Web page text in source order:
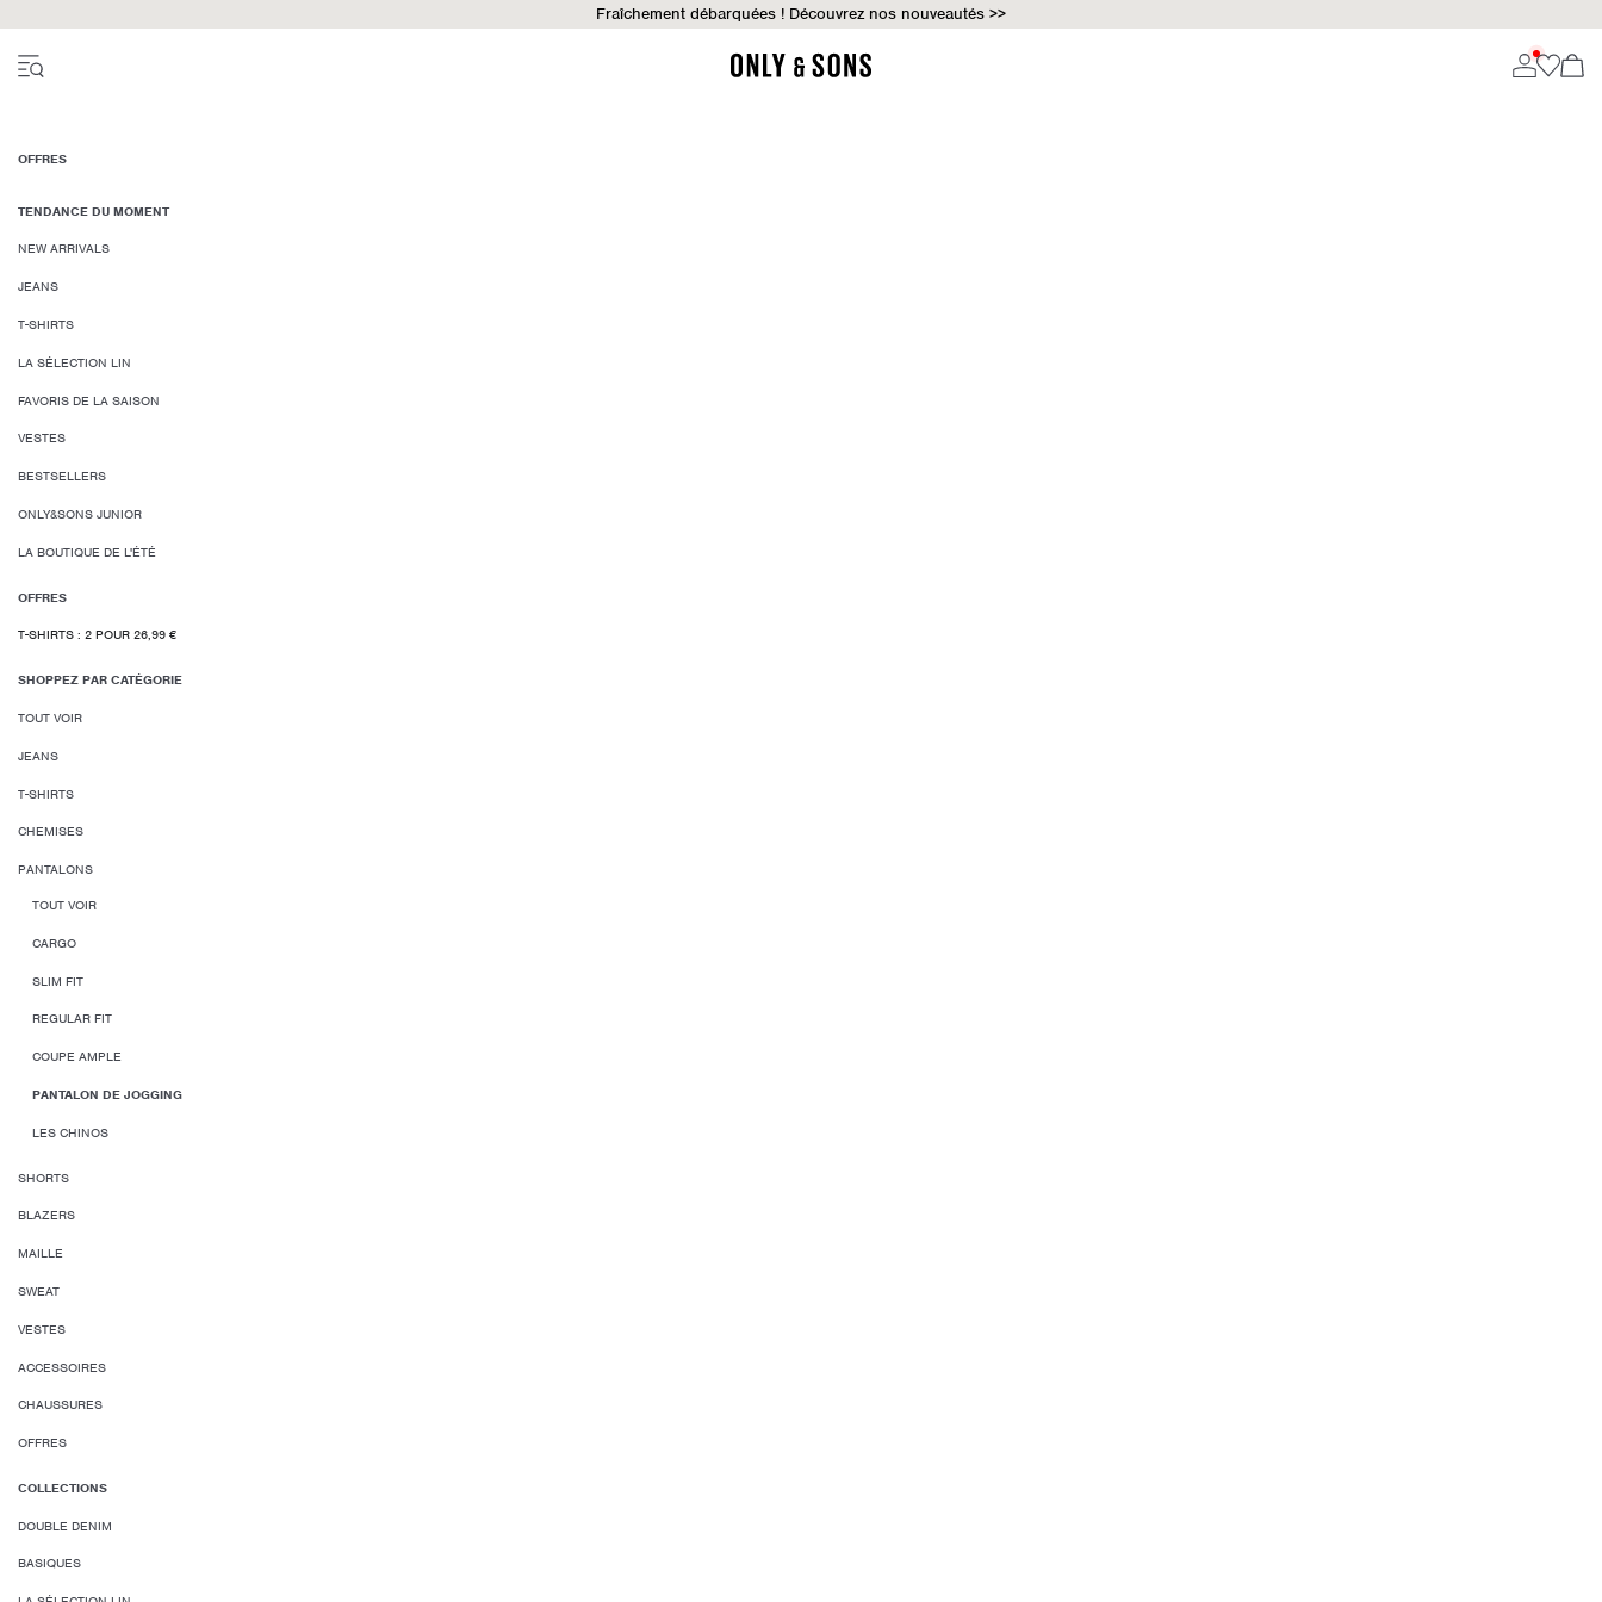
Fraîchement débarquées ! Découvrez nos nouveautés >>
OFFRES
TENDANCE DU MOMENT
NEW ARRIVALS
JEANS
T-SHIRTS
LA SÉLECTION LIN
FAVORIS DE LA SAISON
VESTES
BESTSELLERS
ONLY&SONS JUNIOR
LA BOUTIQUE DE L'ÉTÉ
OFFRES
T-SHIRTS : 2 POUR 26,99 €
SHOPPEZ PAR CATÉGORIE
TOUT VOIR
JEANS
T-SHIRTS
CHEMISES
PANTALONS
TOUT VOIR
CARGO
SLIM FIT
REGULAR FIT
COUPE AMPLE
PANTALON DE JOGGING
LES CHINOS
SHORTS
BLAZERS
MAILLE
SWEAT
VESTES
ACCESSOIRES
CHAUSSURES
OFFRES
COLLECTIONS
DOUBLE DENIM
BASIQUES